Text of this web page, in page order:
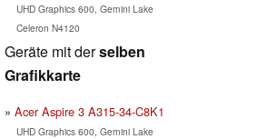
UHD Graphics 600, Gemini Lake
Celeron N4120
Geräte mit derselben
Grafikkarte
Acer Aspire 3 A315-34-C8K1
UHD Graphics 600, Gemini Lake